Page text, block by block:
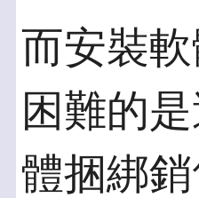
而安裝
困難的
體捆綁